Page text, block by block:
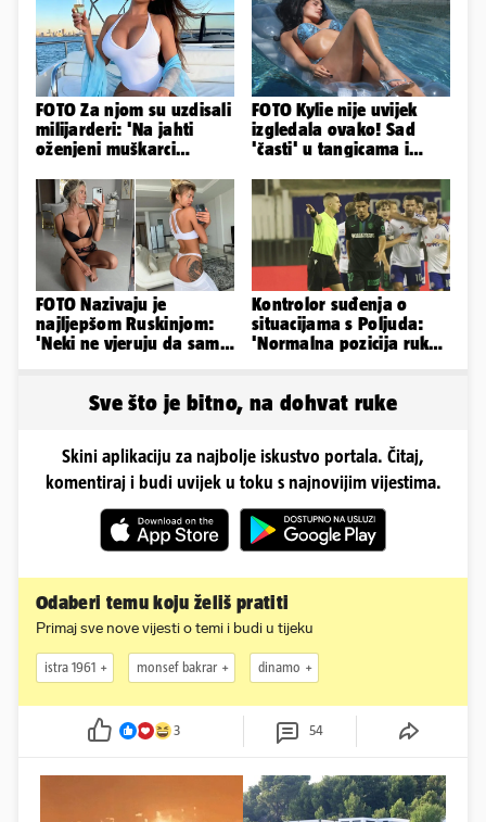
FOTO Za njom su uzdisali
milijarderi: 'Na jahti
oženjeni muškarci
FOTO Kylie nije uvijek
izgledala ovako! Sad
'časti' u tangicama i
nož'...
FOTO Nazivaju je
najljepšom Ruskinjom:
'Neki ne vjeruju da sam
Kontrolor suđenja o
situacijama s Poljuda:
'Normalna pozicija ruku
Sve što je bitno, na dohvat ruke
Skini aplikaciju za najbolje iskustvo portala. Čitaj,
komentiraj i budi uvijek u toku s najnovijim vijestima.
Odaberi temu koju želiš pratiti
Primaj sve nove vijesti o temi i budi u tijeku
istra 1961 monsef bakrar dinamo
3 54